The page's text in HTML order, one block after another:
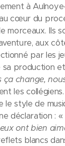
à
cœur du
morceaux. Ils
aux
par les
production
ça change,
les
le style de
déclaration : «
ont bien
blancs